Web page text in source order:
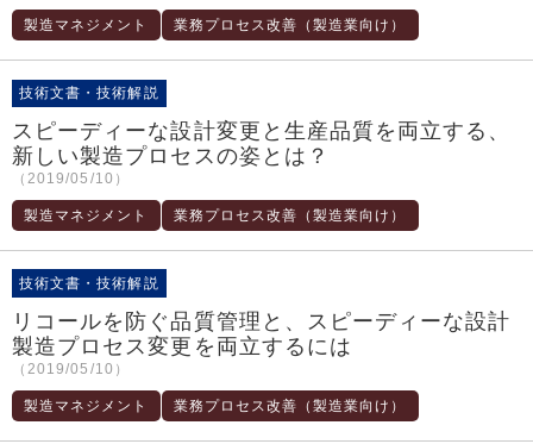
製造マネジメント 業務プロセス改善（製造業向け）
技術文書・技術解説
スピーディーな設計変更と生産品質を両立する、
新しい製造プロセスの姿とは？
（2019/05/10）
製造マネジメント 業務プロセス改善（製造業向け）
技術文書・技術解説
リコールを防ぐ品質管理と、スピーディーな設計
製造プロセス変更を両立するには
（2019/05/10）
製造マネジメント 業務プロセス改善（製造業向け）